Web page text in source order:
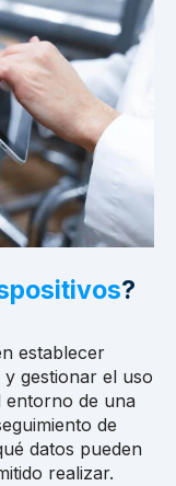
?
establecer
gestionar el uso
entorno de una
de
datos pueden
realizar.